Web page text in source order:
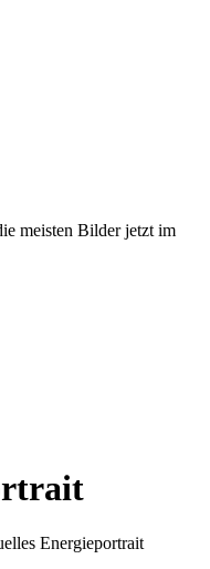
meisten Bilder jetzt im
Energieportrait